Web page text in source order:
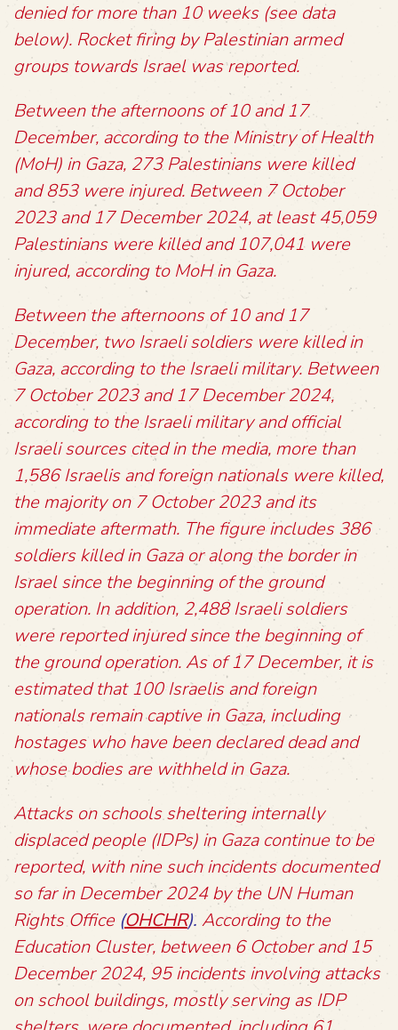
denied for more than 10 weeks (see data
below). Rocket firing by Palestinian armed
groups towards Israel was reported.
Between the afternoons of 10 and 17
December, according to the Ministry of Health
(MoH) in Gaza, 273 Palestinians were killed
and 853 were injured. Between 7 October
2023 and 17 December 2024, at least 45,059
Palestinians were killed and 107,041 were
injured, according to MoH in Gaza.
Between the afternoons of 10 and 17
December, two Israeli soldiers were killed in
Gaza, according to the Israeli military. Between
7 October 2023 and 17 December 2024,
according to the Israeli military and official
Israeli sources cited in the media, more than
1,586 Israelis and foreign nationals were killed,
the majority on 7 October 2023 and its
immediate aftermath. The figure includes 386
soldiers killed in Gaza or along the border in
Israel since the beginning of the ground
operation. In addition, 2,488 Israeli soldiers
were reported injured since the beginning of
the ground operation. As of 17 December, it is
estimated that 100 Israelis and foreign
nationals remain captive in Gaza, including
hostages who have been declared dead and
whose bodies are withheld in Gaza.
Attacks on schools sheltering internally
displaced people (IDPs) in Gaza continue to be
reported, with nine such incidents documented
so far in December 2024 by the UN Human
Rights Office (OHCHR). According to the
Education Cluster, between 6 October and 15
December 2024, 95 incidents involving attacks
on school buildings, mostly serving as IDP